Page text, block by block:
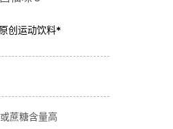
创运动饮料*
蔗糖含量高